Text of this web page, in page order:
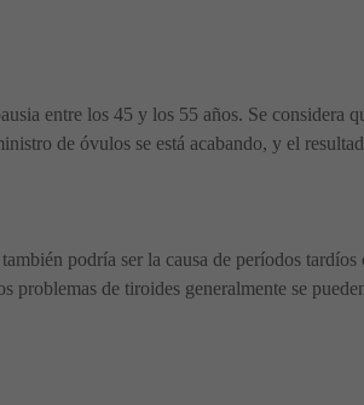
entre los 45 y los 55 años. Se considera
de óvulos se está acabando, y el
podría ser la causa de períodos
problemas de tiroides generalmente se